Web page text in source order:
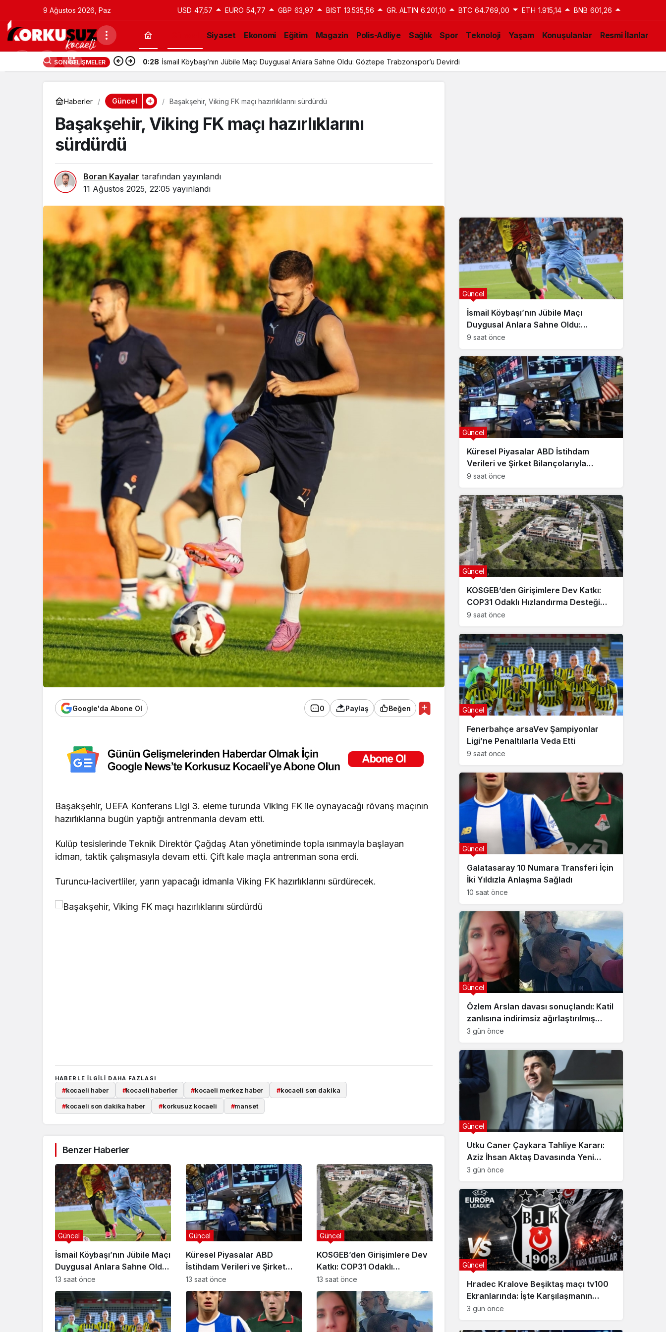
9 Ağustos 2026, Paz USD 47,57 EURO 54,77 GBP 63,97 BIST 13.535,56 GR. ALTIN 6.201,10 BTC 64.769,00 ETH 1.915,14 BNB 601,26
Siyaset Ekonomi Eğitim Magazin Polis-Adliye Sağlık Spor Teknoloji Yaşam Konuşulanlar Resmi İlanlar
SON GELIŞMELER 0:28 İsmail Köybaşı’nın Jübile Maçı Duygusal Anlara Sahne Oldu: Göztepe Trabzonspor’u Devirdi
Haberler Güncel Başakşehir, Viking FK maçı hazırlıklarını sürdürdü
Başakşehir, Viking FK maçı hazırlıklarını
sürdürdü
Boran Kayalar tarafından yayınlandı
11 Ağustos 2025, 22:05 yayınlandı
Google'da Abone Ol 0 Paylaş Beğen
Başakşehir, UEFA Konferans Ligi 3. eleme turunda Viking FK ile oynayacağı rövanş maçının
hazırlıklarına bugün yaptığı antrenmanla devam etti.
Kulüp tesislerinde Teknik Direktör Çağdaş Atan yönetiminde topla ısınmayla başlayan
idman, taktik çalışmasıyla devam etti. Çift kale maçla antrenman sona erdi.
Turuncu-lacivertliler, yarın yapacağı idmanla Viking FK hazırlıklarını sürdürecek.
HABERLE ILGILI DAHA FAZLASI
#kocaeli haber #kocaeli haberler #kocaeli merkez haber #kocaeli son dakika
#kocaeli son dakika haber #korkusuz kocaeli #manset
Benzer Haberler
İsmail Köybaşı’nın Jübile Maçı
Duygusal Anlara Sahne Oldu:
Göztepe Trabzonspor’u
Devirdi
Güncel
13 saat önce
Küresel Piyasalar ABD
İstihdam Verileri ve Şirket
Bilançolarıyla Hareketlendi
Güncel
13 saat önce
KOSGEB’den Girişimlere Dev
Katkı: COP31 Odaklı
Hızlandırma Desteği
Başvuruları Başladı
Güncel
13 saat önce
İsmail Köybaşı’nın Jübile Maçı
Duygusal Anlara Sahne Oldu:
Göztepe Trabzonspor’u Devirdi
9 saat önce
Güncel
Küresel Piyasalar ABD İstihdam
Verileri ve Şirket Bilançolarıyla
Hareketlendi
9 saat önce
Güncel
KOSGEB’den Girişimlere Dev Katkı:
COP31 Odaklı Hızlandırma Desteği
Başvuruları Başladı
9 saat önce
Güncel
Fenerbahçe arsaVev Şampiyonlar
Ligi’ne Penaltılarla Veda Etti
9 saat önce
Güncel
Galatasaray 10 Numara Transferi İçin
İki Yıldızla Anlaşma Sağladı
10 saat önce
Güncel
Özlem Arslan davası sonuçlandı: Katil
zanlısına indirimsiz ağırlaştırılmış
müebbet hapis cezası verildi
3 gün önce
Güncel
Utku Caner Çaykara Tahliye Kararı:
Aziz İhsan Aktaş Davasında Yeni
Gelişme
3 gün önce
Güncel
Hradec Kralove Beşiktaş maçı tv100
Ekranlarında: İşte Karşılaşmanın
Detayları
3 gün önce
Güncel